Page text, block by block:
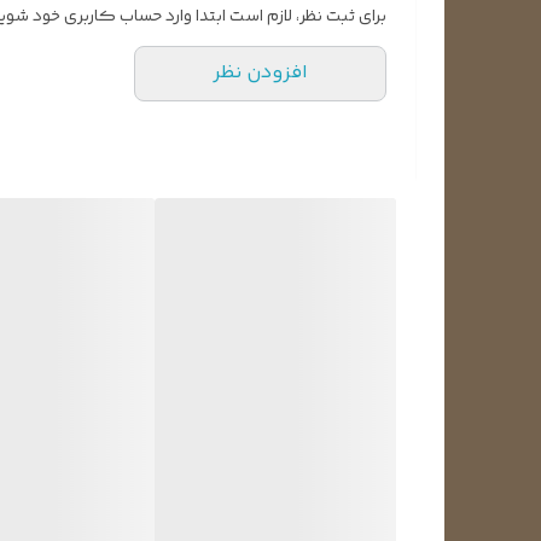
برای ثبت نظر، لازم است ابتدا وارد حساب کاربری خود
افزودن نظر